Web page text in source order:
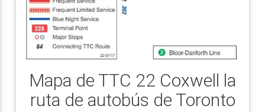
Mapa de TTC 22 Coxwell la
ruta de autobús de Toronto